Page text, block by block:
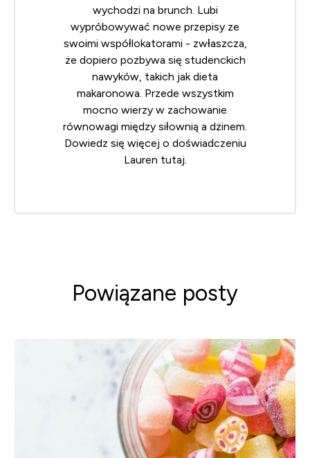
wychodzi na brunch. Lubi
wypróbowywać nowe przepisy ze
swoimi współlokatorami - zwłaszcza,
że dopiero pozbywa się studenckich
nawyków, takich jak dieta
makaronowa. Przede wszystkim
mocno wierzy w zachowanie
równowagi między siłownią a dżinem.
Dowiedz się więcej o doświadczeniu
Lauren tutaj
Powiązane posty